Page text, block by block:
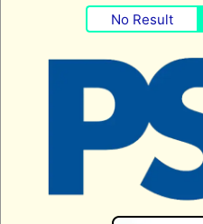
No Result